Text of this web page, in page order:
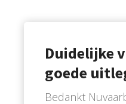
Duidelijke
goede
Bedankt